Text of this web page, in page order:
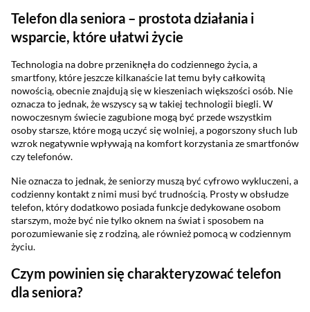
Telefon dla seniora – prostota działania i
wsparcie, które ułatwi życie
Technologia na dobre przeniknęła do codziennego życia, a
smartfony, które jeszcze kilkanaście lat temu były całkowitą
nowością, obecnie znajdują się w kieszeniach większości osób. Nie
oznacza to jednak, że wszyscy są w takiej technologii biegli. W
nowoczesnym świecie zagubione mogą być przede wszystkim
osoby starsze, które mogą uczyć się wolniej, a pogorszony słuch lub
wzrok negatywnie wpływają na komfort korzystania ze smartfonów
czy telefonów.
Nie oznacza to jednak, że seniorzy muszą być cyfrowo wykluczeni, a
codzienny kontakt z nimi musi być trudnością. Prosty w obsłudze
telefon, który dodatkowo posiada funkcje dedykowane osobom
starszym, może być nie tylko oknem na świat i sposobem na
porozumiewanie się z rodziną, ale również pomocą w codziennym
życiu.
Czym powinien się charakteryzować telefon
dla seniora?